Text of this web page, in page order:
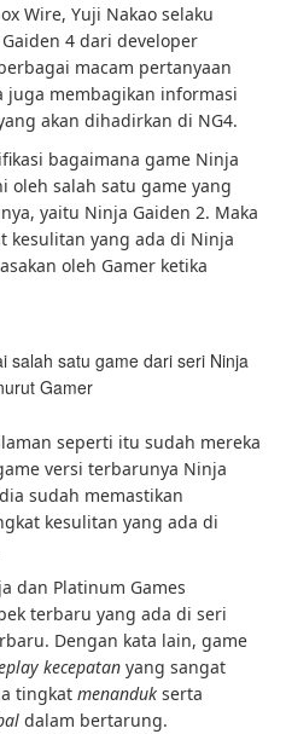
Wire, Yuji Nakao selaku
4 dari developer
macam pertanyaan
membagikan informasi
akan dihadirkan di NG4.
bagaimana game Ninja
oleh salah satu game yang
yaitu Ninja Gaiden 2. Maka
kesulitan yang ada di Ninja
oleh Gamer ketika
salah satu game dari seri Ninja
Gamer
seperti itu sudah mereka
versi terbarunya Ninja
sudah memastikan
kesulitan yang ada di
dan Platinum Games
terbaru yang ada di seri
Dengan kata lain, game
kecepatan yang sangat
tingkat menanduk serta
dalam bertarung.